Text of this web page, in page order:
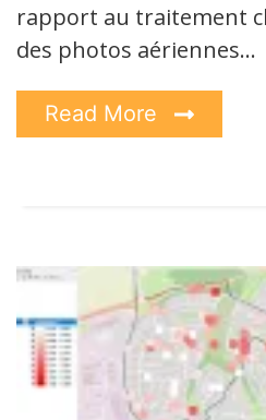
rapport au traitement
des photos aériennes…
Read More